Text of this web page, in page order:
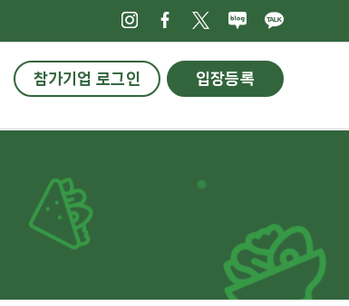
인스타그램
페이스북
X 네이버블
카카오
참가기업 로그인 입장등록